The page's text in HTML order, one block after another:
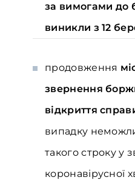
за вимогами до
виникли з 12
продовження
звернення
відкриття
випадку
такого строку у
коронавірусної